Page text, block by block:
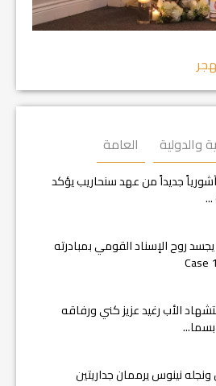
والدولية العامة
جديداً من عهد سنحاريب يؤكد
روح الإسناد القومي بمبادرته
ال 19 لاستشهاد الأب رغيد عزيز كني ورفاقه
ونجله نينوس يرممان جداريتين